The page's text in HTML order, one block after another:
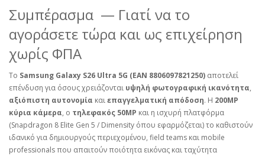
Συμπέρασμα — Γιατί να το
αγοράσετε τώρα και ως επιχείρηση
χωρίς ΦΠΑ
Το Samsung Galaxy S26 Ultra 5G (EAN 8806097821250) αποτελεί
επένδυση για όσους χρειάζονται υψηλή φωτογραφική ικανότητα,
αξιόπιστη αυτονομία καιεπαγγελματική απόδοση. Η 200MP
κύρια κάμερα, ο τηλεφακός 50MP και η ισχυρή πλατφόρμα
(Snapdragon 8 Elite Gen 5 / Dimensity όπου εφαρμόζεται) το καθιστούν
ιδανικό για δημιουργούς περιεχομένου, field teams και mobile
professionals που απαιτούν ποιότητα εικόνας και ταχύτητα